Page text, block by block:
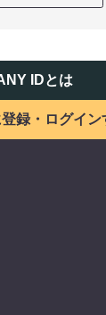
IDとは
録・ログイン